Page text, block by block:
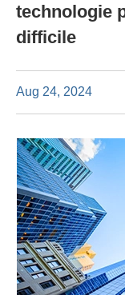
technologie
difficile
Aug 24, 2024